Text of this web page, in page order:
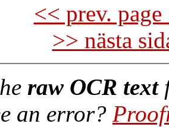
<< prev.
>> nästa
raw OCR text
an error?